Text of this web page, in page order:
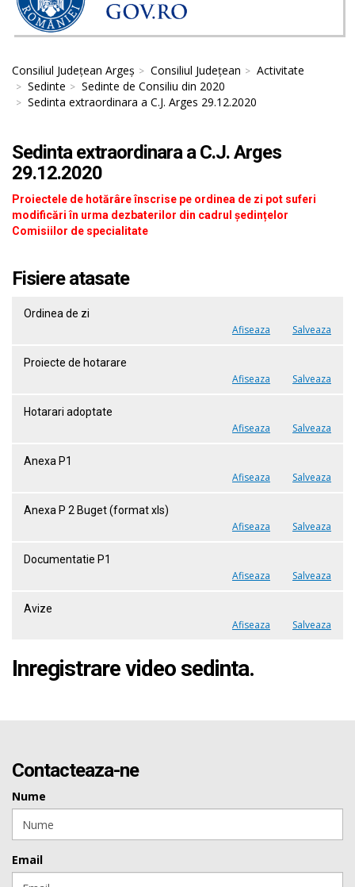
Consiliul Județean Argeș Consiliul Județean
Activitate
Sedinte
Sedinte de Consiliu din 2020
Sedinta extraordinara a C.J. Arges 29.12.2020
Sedinta extraordinara a C.J. Arges
29.12.2020
Proiectele de hotărâre înscrise pe ordinea de zi pot suferi
modificări în urma dezbaterilor din cadrul ședințelor
Comisiilor de specialitate
Fisiere atasate
Ordinea de zi
Afiseaza Salveaza
Proiecte de hotarare
Afiseaza Salveaza
Hotarari adoptate
Afiseaza Salveaza
Anexa P1
Afiseaza Salveaza
Anexa P 2 Buget (format xls)
Afiseaza Salveaza
Documentatie P1
Afiseaza Salveaza
Avize
Afiseaza Salveaza
Inregistrare video sedinta.
Contacteaza-ne
Nume
Email